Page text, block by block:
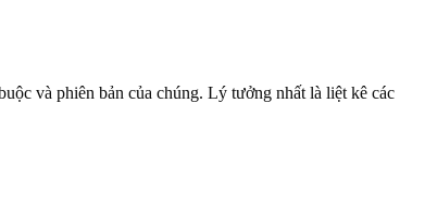
và phiên bản của chúng. Lý tưởng nhất là liệt kê các